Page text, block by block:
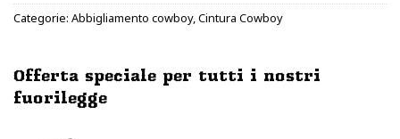
Categorie: Abbigliamento cowboy,Cintura Cowboy
Offerta speciale per tutti i nostri
fuorilegge